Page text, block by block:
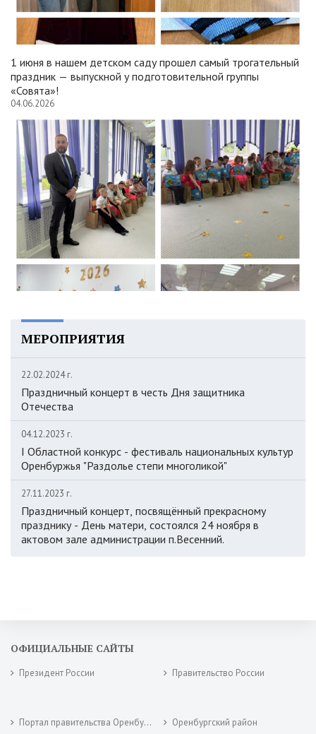
1 июня в нашем детском саду прошел самый трогательный
праздник — выпускной у подготовительной группы
«Совята»!
04.06.2026
МЕРОПРИЯТИЯ
22.02.2024 г.
Праздничный концерт в честь Дня защитника
Отечества
04.12.2023 г.
I Областной конкурс - фестиваль национальных культур
Оренбуржья "Раздолье степи многоликой"
27.11.2023 г.
Праздничный концерт, посвящённый прекрасному
празднику - День матери, состоялся 24 ноября в
актовом зале администрации п.Весенний.
ОФИЦИАЛЬНЫЕ САЙТЫ
Президент России Правительство России
Портал правительства Оренбургской области Оренбургский район